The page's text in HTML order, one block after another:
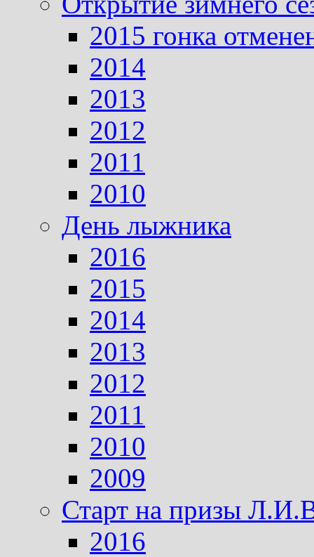
2015 гонка
2014
2013
2012
2011
2010
День лыжника
2016
2015
2014
2013
2012
2011
2010
2009
Старт на призы
2016